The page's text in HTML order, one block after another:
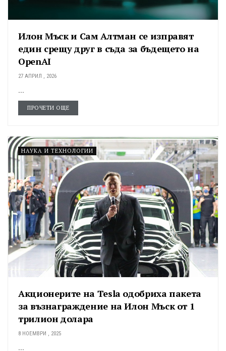
Илон Мъск и Сам Алтман се изправят
един срещу друг в съда за бъдещето на
OpenAI
27 АПРИЛ , 2026
ПРОЧЕТИ ОЩЕ
НАУКА И ТЕХНОЛОГИИ
Акционерите на Tesla одобриха пакета
за възнаграждение на Илон Мъск от 1
трилион долара
8 НОЕМВРИ , 2025